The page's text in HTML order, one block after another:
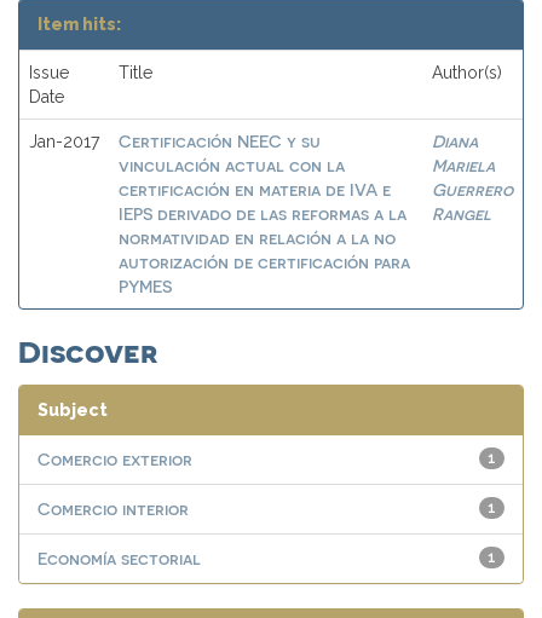
Item hits:
Issue
Date
Title Author(s)
Jan-2017
Certificación NEEC y su
vinculación actual con la
certificación en materia de IVA e
IEPS derivado de las reformas a la
normatividad en relación a la no
autorización de certificación para
PYMES
Diana
Mariela
Guerrero
Rangel
Discover
Subject
1
Comercio exterior
1
Comercio interior
1
Economía sectorial